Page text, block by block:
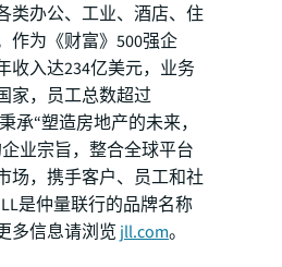
类办公、工业、酒店、住
作为《财富》500强企
收入达234亿美元，业务
家，员工总数超过
承“塑造房地产的未来，
业宗旨，整合全球平台
场，携手客户、员工和社
是仲量联行的品牌名称
多信息请浏览 jll.com。